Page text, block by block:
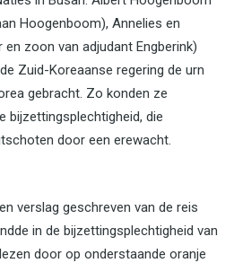
Hoogenboom), Annelies en
en zoon van adjudant Engberink)
Zuid-Koreaanse regering de urn
gebracht. Zo konden ze
bijzettingsplechtigheid, die
door een erewacht.
verslag geschreven van de reis
in de bijzettingsplechtigheid van
door op onderstaande oranje